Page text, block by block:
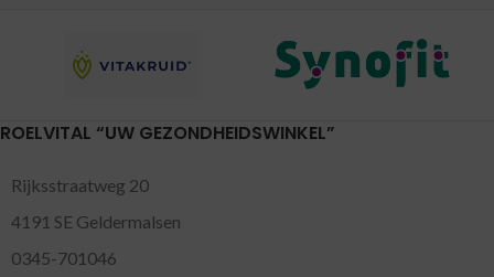
ROELVITAL “UW GEZONDHEIDSWINKEL”
Rijksstraatweg 20
4191 SE Geldermalsen
0345-701046